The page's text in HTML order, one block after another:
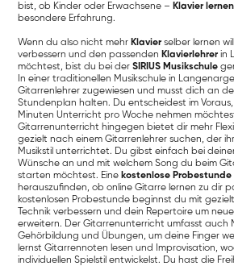
bist, ob Kinder oder Erwachsene – Klavier lernen
besondere Erfahrung.
Wenn du also nicht mehr Klavier selber lernen
verbessern und den passenden Klavierlehrer in
möchtest, bist du bei derSIRIUS Musikschule
In einer traditionellen Musikschule in
Gitarrenlehrer zugewiesen und musst dich an
Stundenplan halten. Du entscheidest im
Minuten Unterricht pro Woche nehmen
Gitarrenunterricht hingegen bietet dir mehr
gezielt nach einem Gitarrenlehrer suchen, der
Musikstil unterrichtet. Du gibst einfach bei
Wünsche an und mit welchem Song du beim
starten möchtest. Eine kostenlose Probestunde
herauszufinden, ob online Gitarre lernen zu dir
kostenlosen Probestunde beginnst du mit
Technik verbessern und dein Repertoire um
erweitern. Der Gitarrenunterricht umfasst auch
Gehörbildung und Übungen, um deine Finger
lernst Gitarrennoten lesen und Improvisation,
individuellen Spielstil entwickelst. Du hast die